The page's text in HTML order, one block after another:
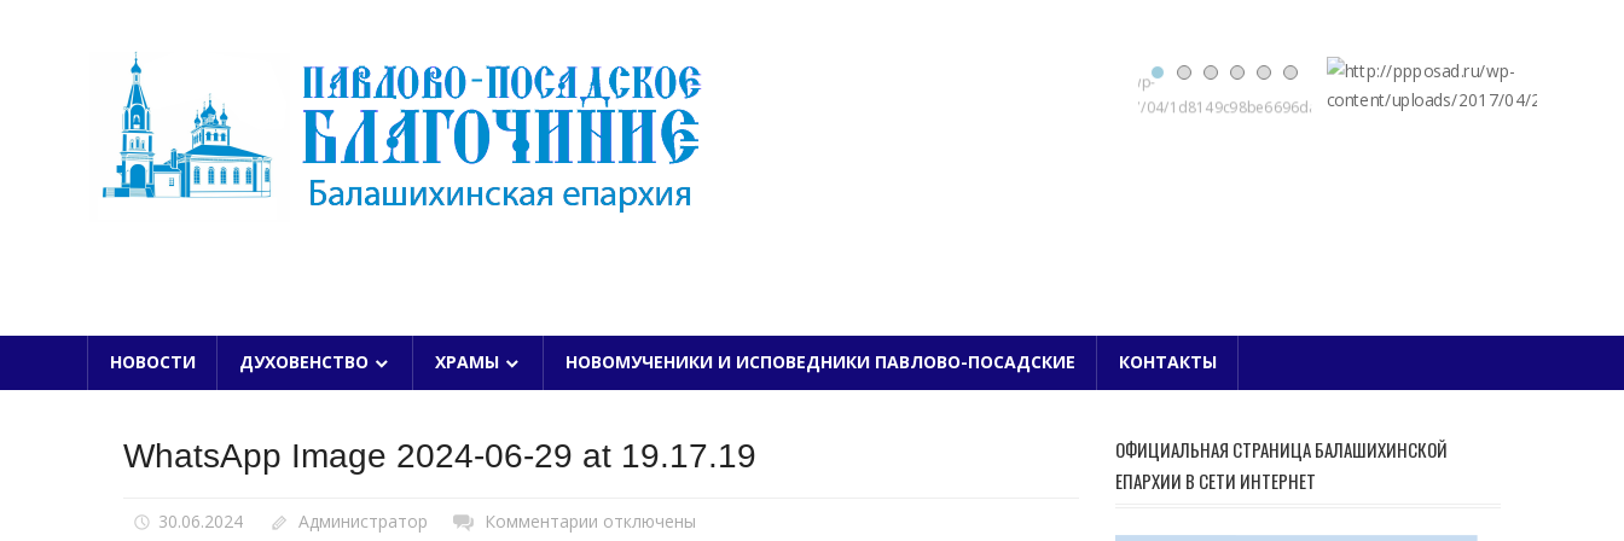
ПАВЛОВО-ПОСАДСКОЕ БЛАГОЧИНИЕ
НОВОСТИ ДУХОВЕНСТВО ХРАМЫ НОВОМУЧЕНИКИ И ИСПОВЕДНИКИ ПАВЛОВО-ПОСАДСКИЕ КОНТАКТЫ
WhatsApp Image 2024-06-29 at 19.17.19
30.06.2024 Администратор Комментарии котключены
ОФИЦИАЛЬНАЯ СТРАНИЦА БАЛАШИХИНСКОЙ
ЕПАРХИИ В СЕТИ ИНТЕРНЕТ